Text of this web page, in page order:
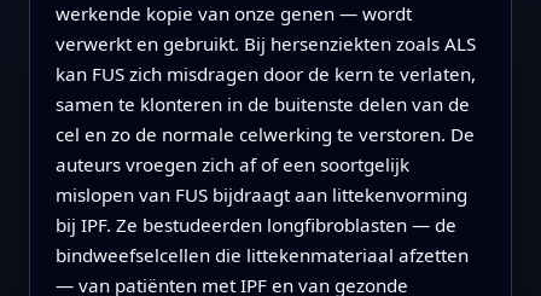
werkende kopie van onze genen — wordt
verwerkt en gebruikt. Bij hersenziekten zoals ALS
kan FUS zich misdragen door de kern te verlaten,
samen te klonteren in de buitenste delen van de
cel en zo de normale celwerking te verstoren. De
auteurs vroegen zich af of een soortgelijk
mislopen van FUS bijdraagt aan littekenvorming
bij IPF. Ze bestudeerden longfibroblasten — de
bindweefselcellen die littekenmateriaal afzetten
— van patiënten met IPF en van gezonde